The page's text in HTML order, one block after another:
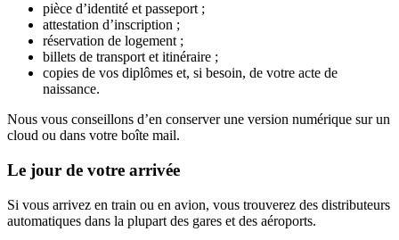
pièce d’identité et passeport ;
attestation d’inscription ;
réservation de logement ;
billets de transport et itinéraire ;
copies de vos diplômes et, si besoin, de votre acte de
naissance.
Nous vous conseillons d’en conserver une version numérique sur un
cloud ou dans votre boîte mail.
Le jour de votre arrivée
Si vous arrivez en train ou en avion, vous trouverez des distributeurs
automatiques dans la plupart des gares et des aéroports.